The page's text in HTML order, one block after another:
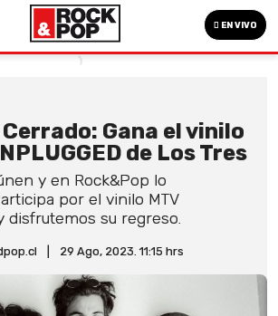
EN VIVO
Gana el vinilo
de Los Tres
y en Rock&Pop lo
por el vinilo MTV
disfrutemos su regreso.
29 Ago, 2023. 11:15 hrs